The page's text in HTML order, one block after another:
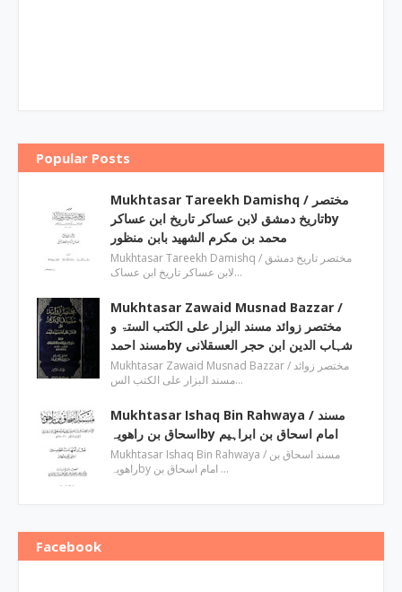
Popular Posts
Mukhtasar Tareekh Damishq ‎/ مختصر
تاریخ دمشق لابن عساکر تاریخ ابن عساکرby
‎محمد بن مکرم الشھید بابن منظور
Mukhtasar Tareekh Damishq ‎/ مختصر تاریخ دمشق
لابن عساکر تاریخ ابن عساک…
Mukhtasar Zawaid Musnad Bazzar ‎/
مختصر زوائد مسند البزار علی الکتب الستۃ و
مسند احمدby ‎شہاب الدین ابن حجر العسقلانی
Mukhtasar Zawaid Musnad Bazzar ‎/ مختصر زوائد
مسند البزار علی الکتب الس…
Mukhtasar Ishaq Bin Rahwaya ‎/ مسند
اسحاق بن راھویہby ‎امام اسحاق بن ابراہیم
Mukhtasar Ishaq Bin Rahwaya ‎/ مسند اسحاق بن
راھویہby ‎امام اسحاق بن …
Facebook